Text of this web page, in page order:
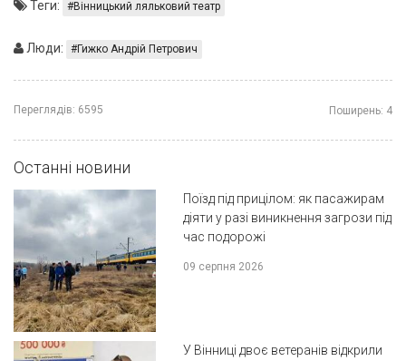
Теги: Вінницький ляльковий театр
Люди: Гижко Андрій Петрович
Переглядів: 6595 Поширень: 4
Останні новини
Поїзд під прицілом: як пасажирам
діяти у разі виникнення загрози під
час подорожі
09 серпня 2026
У Вінниці двоє ветеранів відкрили